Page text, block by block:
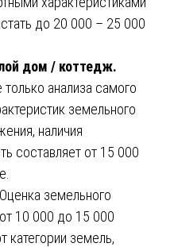
до 20 000 – 25 000
дом / коттедж.
анализа самого
земельного
наличия
составляет от 15 000
Оценка земельного
10 000 до 15 000
категории земель,